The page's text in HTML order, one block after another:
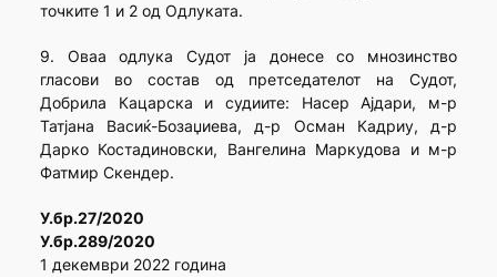
точките 1 и 2 од Одлуката.
9. Оваа одлука Судот ја донесе со мнозинство
гласови во состав од претседателот на Судот,
Добрила Кацарска и судиите: Насер Ајдари, м-р
Татјана Васиќ-Бозаџиева, д-р Осман Кадриу, д-р
Дарко Костадиновски, Вангелина Маркудова и м-р
Фатмир Скендер.
У.бр.27/2020
У.бр.289/2020
1 декември 2022 година